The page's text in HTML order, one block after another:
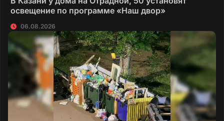
освещение по программе «Наш двор»
06.08.2026